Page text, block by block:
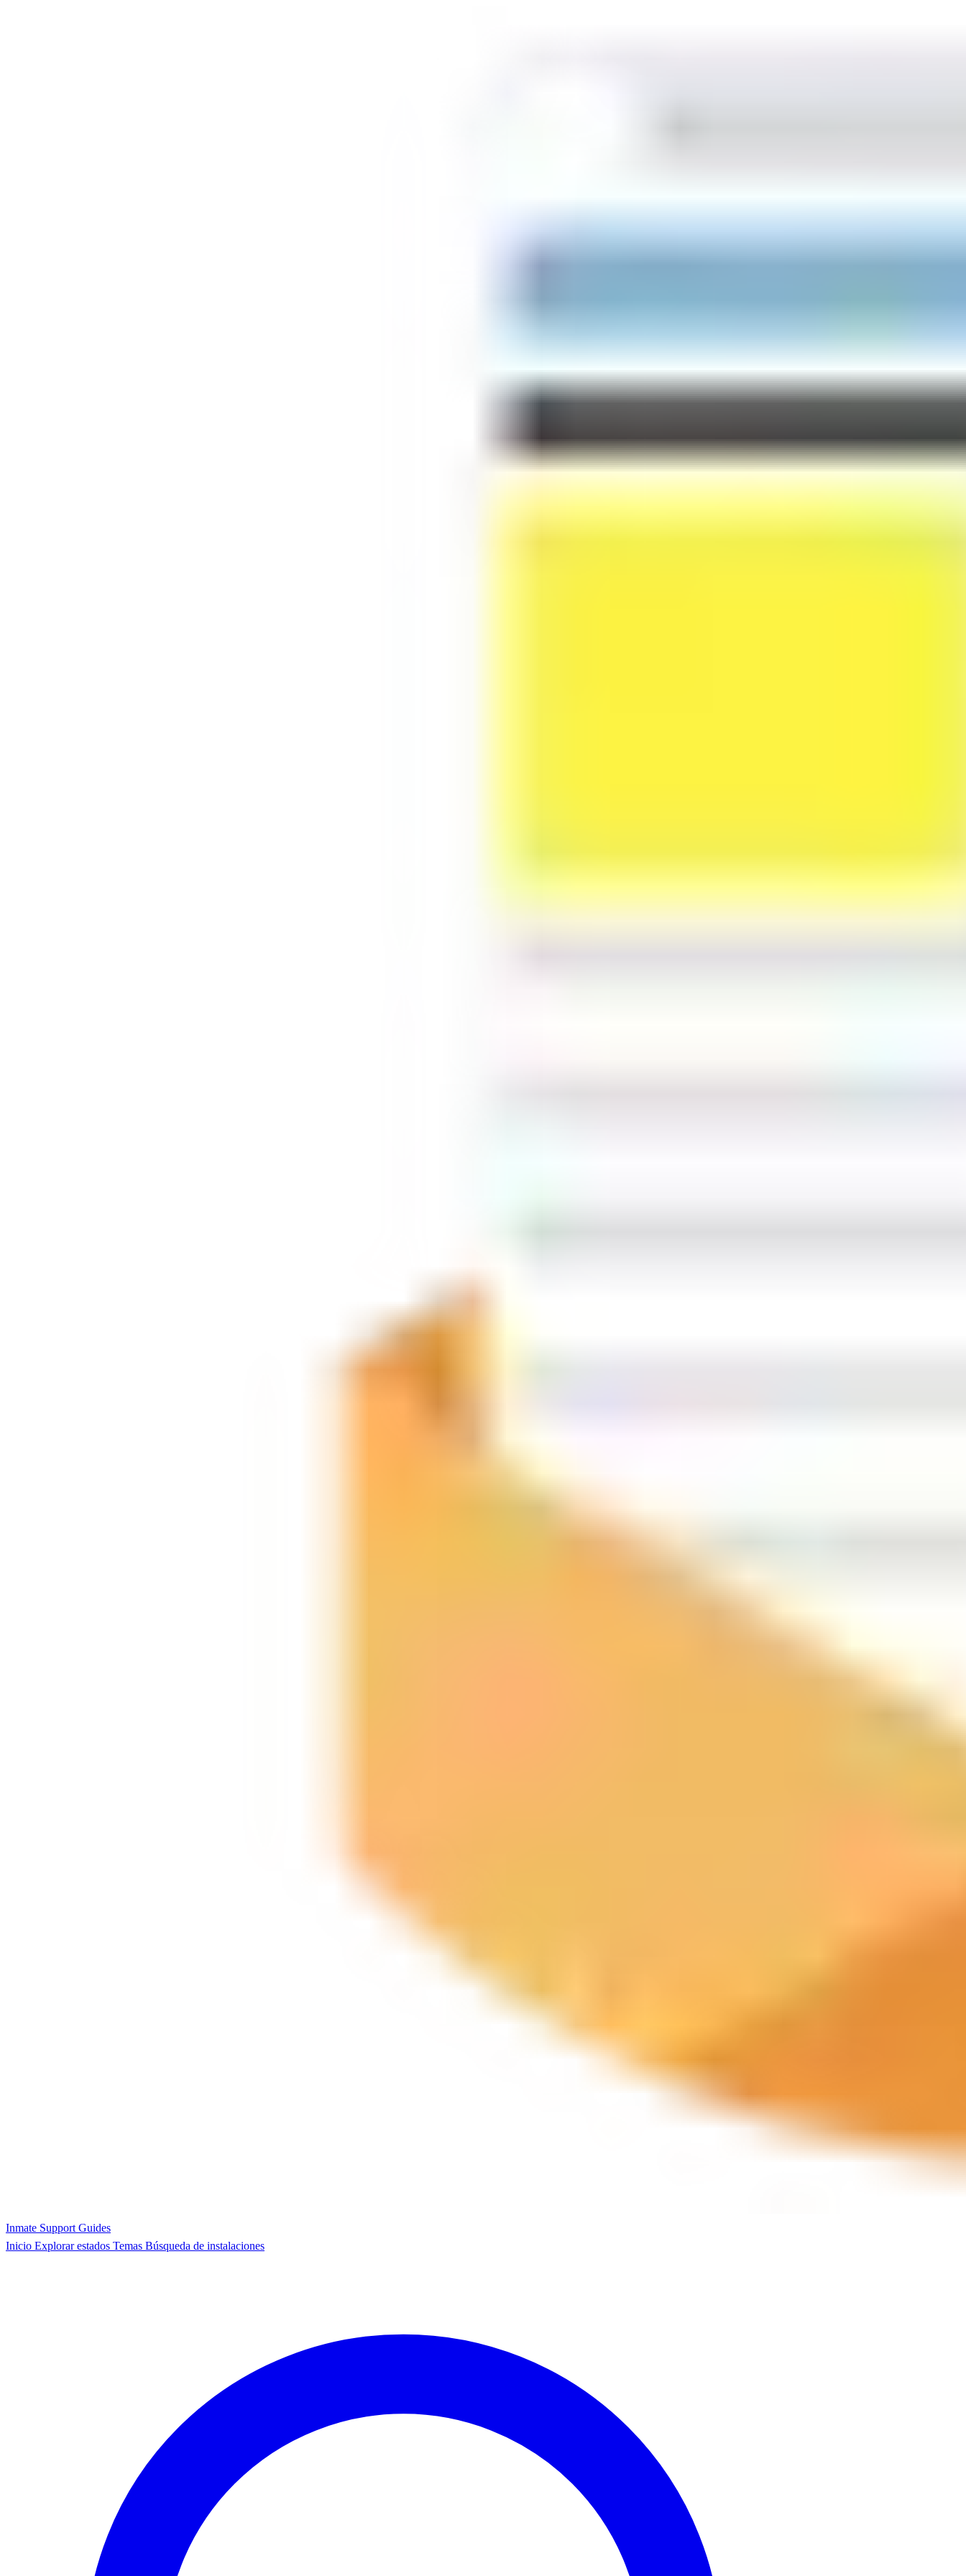
Inmate Support Guides
Inicio Explorar estados Temas Búsqueda de instalaciones